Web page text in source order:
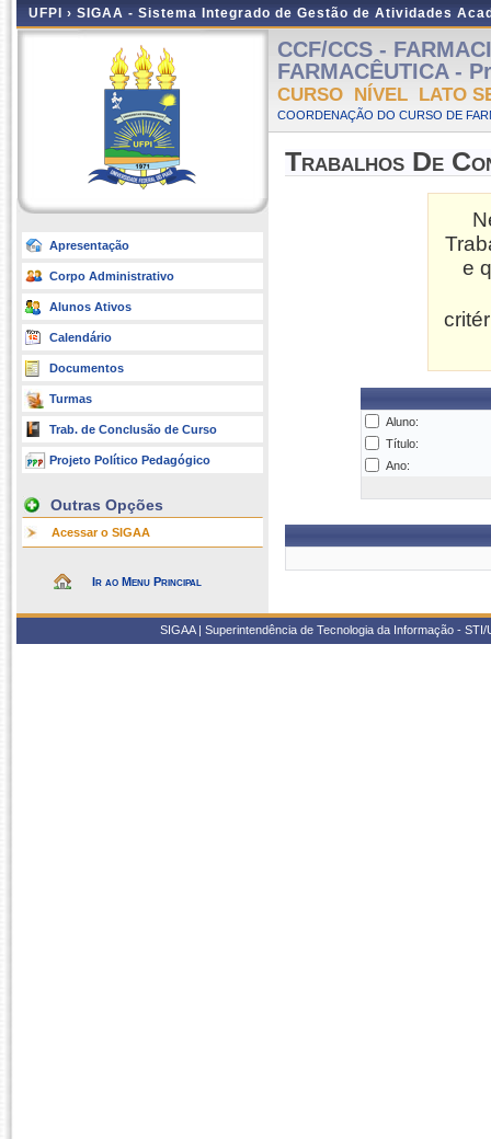
UFPI › SIGAA - Sistema Integrado de Gestão de Atividades
Apresentação
Corpo Administrativo
Alunos Ativos
Calendário
Documentos
Turmas
Trab. de Conclusão de Curso
Projeto Político Pedagógico
Outras Opções
Acessar o SIGAA
Ir ao Menu Principal
CCF/CCS -
FARMACÊUTICA -
CURSO NÍVEL LATO
COORDENAÇÃO DO CURSO DE
Trabalhos De
e
Aluno:
Título:
Ano:
SIGAA | Superintendência de Tecnologia da Informação -